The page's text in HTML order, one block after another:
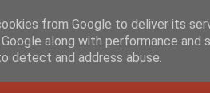
from Google to deliver its
along with performance
detect and address abuse.